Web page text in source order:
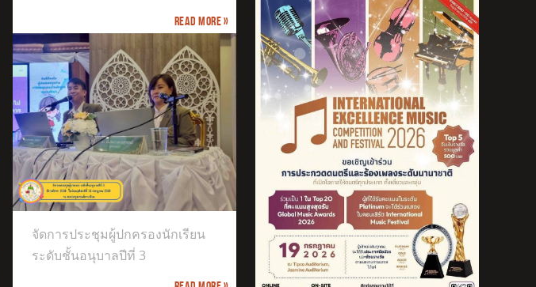
Read more »
จัดการประชุมผู้ปกครองนักเรียน
ระดับชั้นอนุบาลปีที่ 3